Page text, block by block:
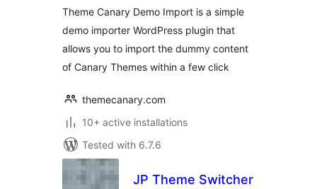
Theme Canary Demo Import is a simple
demo importer WordPress plugin that
allows you to import the dummy content
of Canary Themes within a few click
themecanary.com
10+ active installations
Tested with 6.7.6
JP Theme Switcher